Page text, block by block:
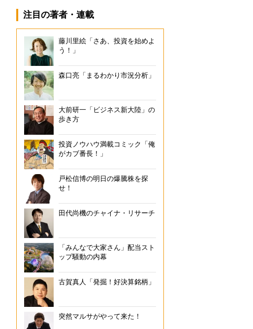
注目の著者・連載
藤川里絵「さあ、投資を始めよ
う！」
森口亮「まるわかり市況分析」
大前研一「ビジネス新大陸」の
歩き方
投資ノウハウ満載コミック「俺
がカブ番長！」
戸松信博の明日の爆騰株を探
せ！
田代尚機のチャイナ・リサーチ
「みんなで大家さん」配当スト
ップ騒動の内幕
古賀真人「発掘！好決算銘柄」
突然マルサがやって来た！